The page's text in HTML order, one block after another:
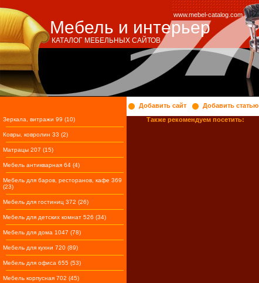
Мебель и интерьер
www.mebel-catalog.com
КАТАЛОГ МЕБЕЛЬНЫХ САЙТОВ
Зеркала, витражи 99 (10)
Ковры, ковролин 33 (2)
Матрацы 207 (15)
Мебель антикварная 64 (4)
Мебель для баров, ресторанов, кафе 369
(23)
Мебель для гостиниц 372 (26)
Мебель для детских комнат 526 (34)
Мебель для дома 1047 (78)
Мебель для кухни 720 (89)
Мебель для офиса 655 (53)
Мебель корпусная 702 (45)
Добавить сайт Добавить статью
Также рекомендуем посетить: